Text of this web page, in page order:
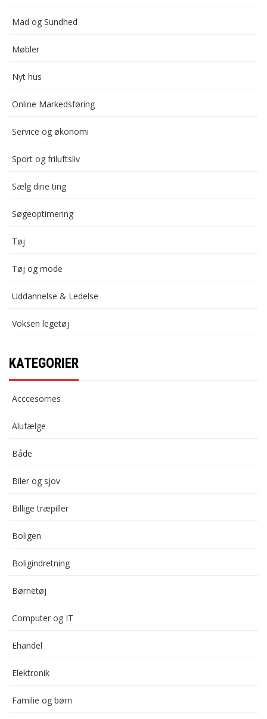
Mad og Sundhed
Møbler
Nyt hus
Online Markedsføring
Service og økonomi
Sport og friluftsliv
Sælg dine ting
Søgeoptimering
Tøj
Tøj og mode
Uddannelse & Ledelse
Voksen legetøj
KATEGORIER
Acccesorries
Alufælge
Både
Biler og sjov
Billige træpiller
Boligen
Boligindretning
Børnetøj
Computer og IT
Ehandel
Elektronik
Familie og børn